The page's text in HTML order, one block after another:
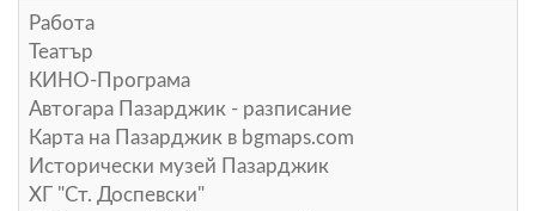
Работа
Театър
КИНО-Програма
Автогара Пазарджик - разписание
Карта на Пазарджик в bgmaps.com
Исторически музей Пазарджик
ХГ "Ст. Доспевски"